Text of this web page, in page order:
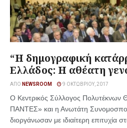
“Η δημογραφική
Ελλάδος: Η αθέατη
ΑΠΌ NEWSROOM 9 ΟΚΤΩΒΡΊΟΥ, 2017
Ο Κεντρικός Σύλλογος Πολυτέκνων
ΠΑΝΤΕΣ» και η Ανωτάτη
διοργάνωσαν με ιδιαίτερη επιτυχία